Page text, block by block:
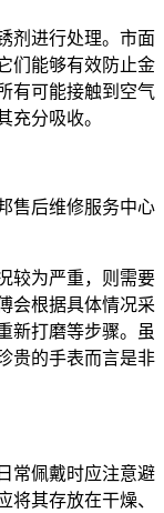
剂进行处理。市面
们能够有效防止金
有可能接触到空气
充分吸收。
售后维修服务中心
较为严重，则需要
会根据具体情况采
新打磨等步骤。虽
贵的手表而言是非
常佩戴时应注意避
将其存放在干燥、